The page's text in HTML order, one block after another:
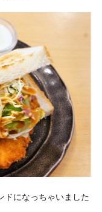
ドになっちゃいました